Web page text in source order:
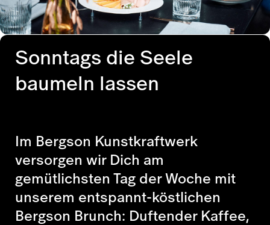
Sonntags die Seele
baumeln lassen
Im Bergson Kunstkraftwerk
versorgen wir Dich am
gemütlichsten Tag der Woche mit
unserem entspannt-köstlichen
Bergson Brunch: Duftender Kaffee,